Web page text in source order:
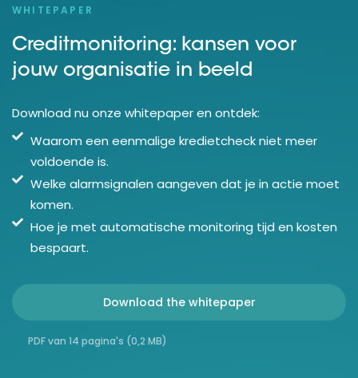
WHITEPAPER
Creditmonitoring: kansen voor
jouw organisatie in beeld
Download nu onze whitepaper en ontdek:
Waarom een eenmalige kredietcheck niet meer
voldoende is.
Welke alarmsignalen aangeven dat je in actie moet
komen.
Hoe je met automatische monitoring tijd en kosten
bespaart.
Download the whitepaper
PDF van 14 pagina's (0,2 MB)